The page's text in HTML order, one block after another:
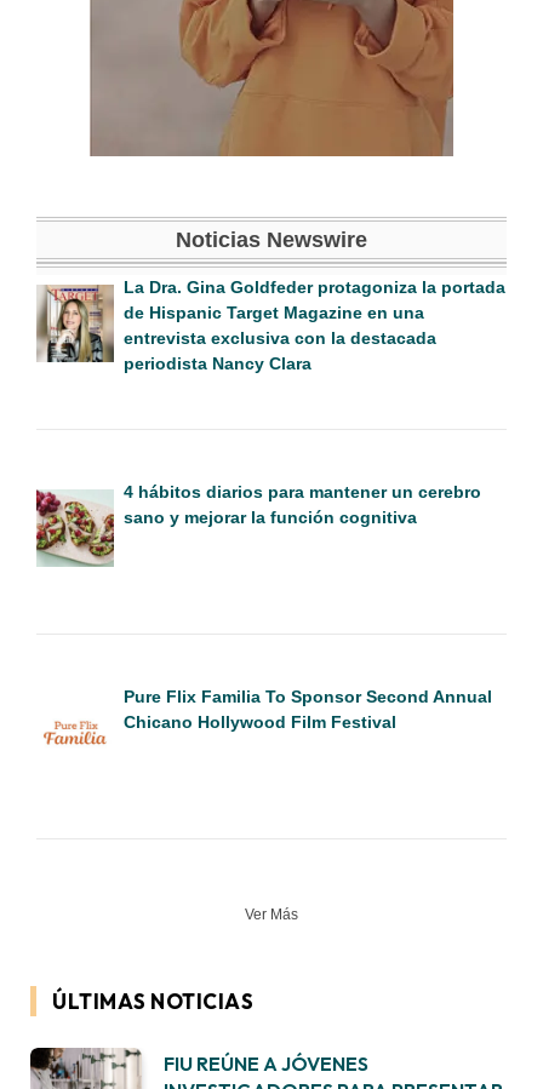
Noticias Newswire
La Dra. Gina Goldfeder protagoniza la portada
de Hispanic Target Magazine en una
entrevista exclusiva con la destacada
periodista Nancy Clara
4 hábitos diarios para mantener un cerebro
sano y mejorar la función cognitiva
Pure Flix Familia To Sponsor Second Annual
Chicano Hollywood Film Festival
Ver Más
ÚLTIMAS NOTICIAS
FIU REÚNE A JÓVENES